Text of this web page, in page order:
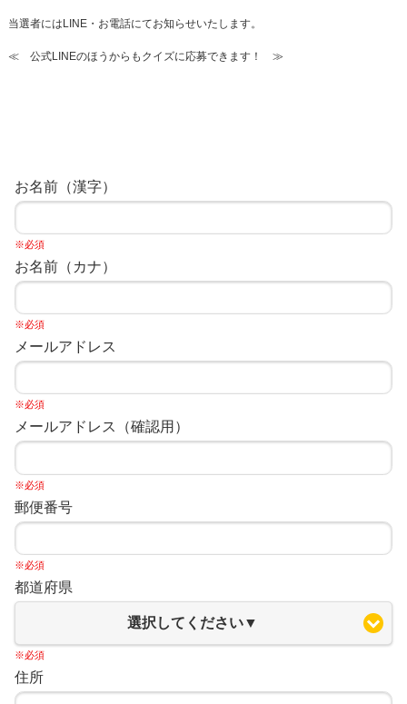
当選者にはLINE・お電話にてお知らせいたします。
≪ 公式LINEのほうからもクイズに応募できます！ ≫
お名前（漢字）
※必須
お名前（カナ）
※必須
メールアドレス
※必須
メールアドレス（確認用）
※必須
郵便番号
※必須
都道府県
選択してください▼
※必須
住所